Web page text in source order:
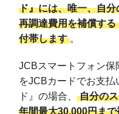
ド』には、唯一、自
再調達費用を補償す
付帯します 。
JCBスマートフォン
をJCBカードでお支
ド』の場合、 自分の
年間最大30,000円ま